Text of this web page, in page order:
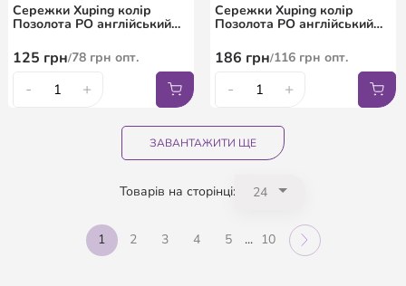
Сережки Xuping колір
Позолота РО англійський
кристалами"
125 грн/78 грн опт.
- +
Сережки Xuping колір
Позолота РО англійський
кристалами"
186 грн/116 грн опт.
- +
ЗАВАНТАЖИТИ ЩЕ
Товарів на сторінці:
1 2 3 4 5 ... 10